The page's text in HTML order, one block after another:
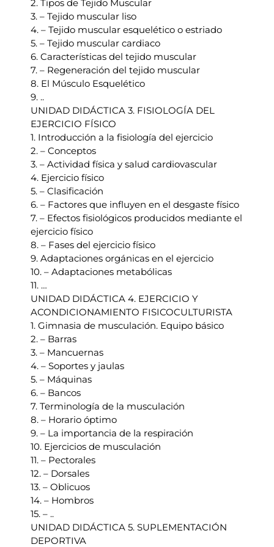
2. Tipos de Tejido Muscular
3. – Tejido muscular liso
4. – Tejido muscular esquelético o estriado
5. – Tejido muscular cardiaco
6. Características del tejido muscular
7. – Regeneración del tejido muscular
8. El Músculo Esquelético
9. ..
UNIDAD DIDÁCTICA 3. FISIOLOGÍA DEL
EJERCICIO FÍSICO
1. Introducción a la fisiología del ejercicio
2. – Conceptos
3. – Actividad física y salud cardiovascular
4. Ejercicio físico
5. – Clasificación
6. – Factores que influyen en el desgaste físico
7. – Efectos fisiológicos producidos mediante el
ejercicio físico
8. – Fases del ejercicio físico
9. Adaptaciones orgánicas en el ejercicio
10. – Adaptaciones metabólicas
11. …
UNIDAD DIDÁCTICA 4. EJERCICIO Y
ACONDICIONAMIENTO FISICOCULTURISTA
1. Gimnasia de musculación. Equipo básico
2. – Barras
3. – Mancuernas
4. – Soportes y jaulas
5. – Máquinas
6. – Bancos
7. Terminología de la musculación
8. – Horario óptimo
9. – La importancia de la respiración
10. Ejercicios de musculación
11. – Pectorales
12. – Dorsales
13. – Oblicuos
14. – Hombros
15. – ..
UNIDAD DIDÁCTICA 5. SUPLEMENTACIÓN
DEPORTIVA